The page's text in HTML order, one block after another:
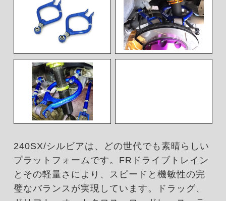
240SX/シルビアは、どの世代でも素晴らしい
プラットフォームです。FRドライブトレイン
とその軽量さにより、スピードと機敏性の完
璧なバランスが実現しています。ドラッグ、